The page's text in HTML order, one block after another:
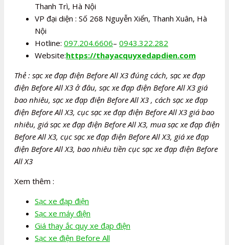
Thanh Trì, Hà Nội
VP đại diện : Số 268 Nguyễn Xiển, Thanh Xuân, Hà
Nội
Hotline: 097.204.6606– 0943.322.282
Website:https://thayacquyxedapdien.com
Thẻ : sạc xe đạp điện Before All X3 đúng cách, sạc xe đạp
điện Before All X3 ở đâu, sạc xe đạp điện Before All X3 giá
bao nhiêu, sạc xe đạp điện Before All X3 , cách sạc xe đạp
điện Before All X3, cục sạc xe đạp điện Before All X3 giá bao
nhiêu, giá sạc xe đạp điện Before All X3, mua sạc xe đạp điện
Before All X3, cục sạc xe đạp điện Before All X3, giá xe đạp
điện Before All X3, bao nhiêu tiền cục sạc xe đạp điện Before
All X3
Xem thêm :
Sạc xe đạp điện
Sạc xe máy điện
Giá thay ắc quy xe đạp điện
Sạc xe điện Before All